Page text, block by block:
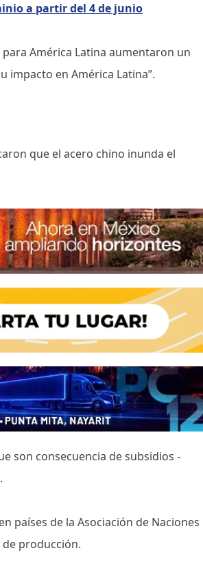
a partir del 4 de junio
América Latina aumentaron un
impacto en América Latina”.
que el acero chino inunda el
son consecuencia de subsidios -
países de la Asociación de Naciones
de producción.